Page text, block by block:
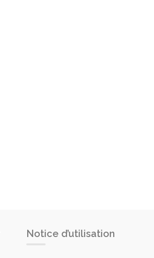
Notice d’utilisation